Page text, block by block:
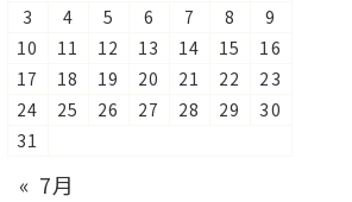
3
4 5 6 7 8
9
10
11 12 13 14 15
16
17
18 19 20 21 22
23
24
25 26 27 28 29
30
31
« 7月